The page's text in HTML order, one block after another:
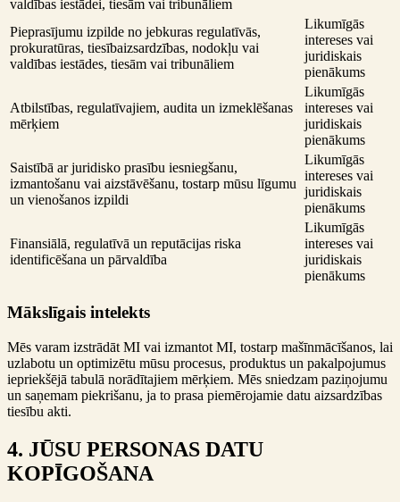
valdības iestādei, tiesām vai tribunāliem
Pieprasījumu izpilde no jebkuras regulatīvās,
prokuratūras, tiesībaizsardzības, nodokļu vai
valdības iestādes, tiesām vai tribunāliem
Likumīgās
intereses vai
juridiskais
pienākums
Atbilstības, regulatīvajiem, audita un izmeklēšanas
mērķiem
Likumīgās
intereses vai
juridiskais
pienākums
Saistībā ar juridisko prasību iesniegšanu,
izmantošanu vai aizstāvēšanu, tostarp mūsu līgumu
un vienošanos izpildi
Likumīgās
intereses vai
juridiskais
pienākums
Finansiālā, regulatīvā un reputācijas riska
identificēšana un pārvaldība
Likumīgās
intereses vai
juridiskais
pienākums
Mākslīgais intelekts
Mēs varam izstrādāt MI vai izmantot MI, tostarp mašīnmācīšanos, lai
uzlabotu un optimizētu mūsu procesus, produktus un pakalpojumus
iepriekšējā tabulā norādītajiem mērķiem. Mēs sniedzam paziņojumu
un saņemam piekrišanu, ja to prasa piemērojamie datu aizsardzības
tiesību akti.
4. JŪSU PERSONAS DATU
KOPĪGOŠANA